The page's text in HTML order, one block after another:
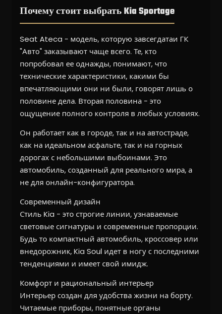
Почему стоит выбрать Kia Sportage
Seat Ateca - модель, которую завсегдатаи ГК
"Авто" заказывают чаще всего. Те, кто
попробовал ее однажды, понимают, что
технические характеристики, какими бы
впечатляющими они ни были, говорят лишь о
половине дела. Вторая половина - это
ощущение полного контроля в любых условиях.
Он работает как в городе, так и на автостраде,
как на идеальном асфальте, так и на горных
дорогах с небольшими выбоинами. Это
автомобиль, созданный для реального мира, а
не для онлайн-конфигуратора.
Современный дизайн
Стиль Kia - это строгие линии, узнаваемые
световые сигнатуры и современные пропорции.
Будь то компактный автомобиль, кроссовер или
внедорожник, Kia Soul идет в ногу с последними
тенденциями и имеет свой имидж.
Комфорт и рациональный интерьер
Интерьер создан для удобства жизни на борту.
Читаемые приборы, понятные органы